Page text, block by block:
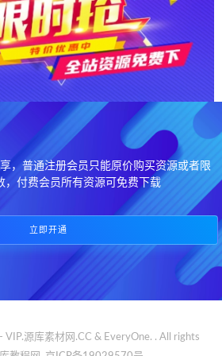
，普通注册会员只能原价购买资源或者限
，付费会员所有资源可免费下载
立即开通
源库素材网.CC & EveryOne. . All rights